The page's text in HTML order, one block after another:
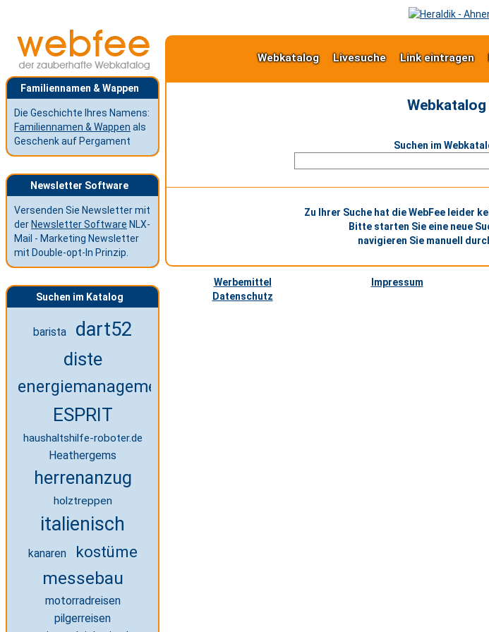
Familiennamen & Wappen
Die Geschichte Ihres Namens:
Familiennamen & Wappen als
Geschenk auf Pergament
Newsletter Software
Versenden Sie Newsletter mit
der Newsletter Software NLX-
Mail - Marketing Newsletter
mit Double-opt-In Prinzip.
Suchen im Katalog
barista dart52
diste
energiemanagement
ESPRIT
haushaltshilfe-roboter.de
Heathergems
herrenanzug
holztreppen
italienisch
kanaren kostüme
messebau
motorradreisen
pilgerreisen
Webkatalog Livesuche Link eintragen
Webkatalog
Suchen im
Zu Ihrer Suche hat die WebFee leider
Bitte starten Sie eine neue
navigieren Sie manuell
Werbemittel Impressum
Datenschutz